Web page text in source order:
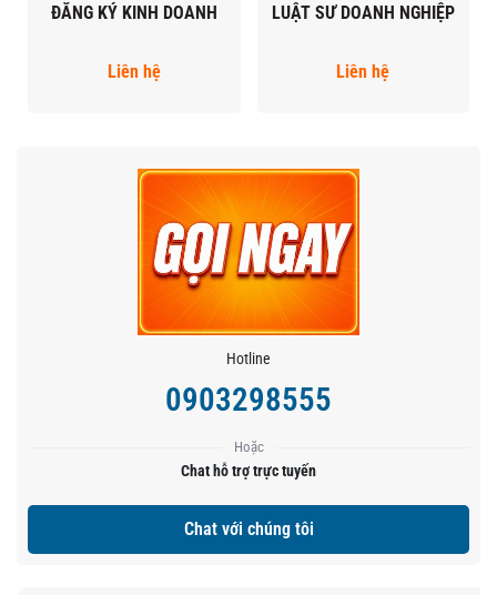
ĐĂNG KÝ KINH DOANH
Liên hệ
LUẬT SƯ DOANH NGHIỆP
Liên hệ
Hotline
0903298555
Hoặc
Chat hỗ trợ trực tuyến
Chat với chúng tôi